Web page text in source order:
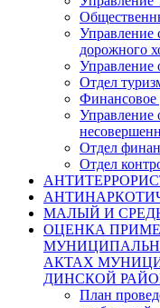
Управление
дорожного
Управление
Отдел
Финансовое
Управление
Отдел
Отдел
МАЛЫЙ И
ОЦЕНКА
АКТАХ
ДИНСКОЙ
План